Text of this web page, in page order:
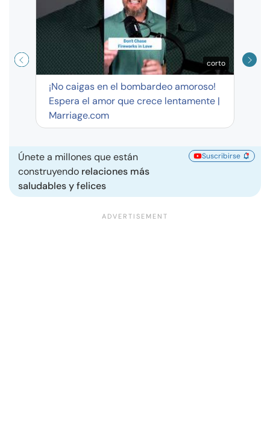
corto
¡No caigas en el bombardeo amoroso!
Espera el amor que crece lentamente |
Marriage.com
Únete a millones que están
construyendo relaciones más
saludables y felices
Suscribirse